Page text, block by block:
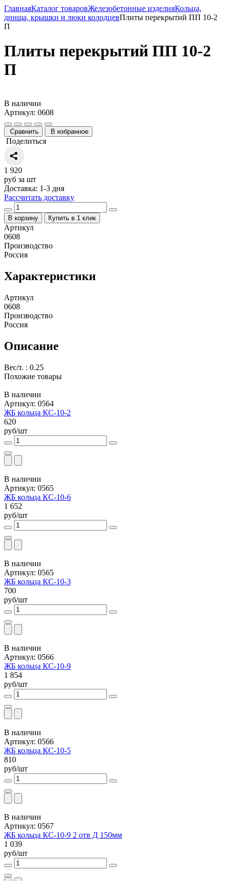
ГлавнаяКаталог товаровЖелезобетонные изделияКольца,
днища, крышки и люки колодцевПлиты перекрытий ПП 10-2
П
Плиты перекрытий ПП 10-2
П
В наличии
Артикул: 0608
Сравнить В избранное
Поделиться
1 920
руб за шт
Доставка: 1-3 дня
Рассчитать доставку
В корзину Купить в 1 клик
Артикул
0608
Производство
Россия
Характеристики
Артикул
0608
Производство
Россия
Описание
Вес/т. : 0.25
Похожие товары
В наличии
Артикул: 0564
ЖБ кольца КС-10-2
620
руб/шт
В наличии
Артикул: 0565
ЖБ кольца КС-10-6
1 652
руб/шт
В наличии
Артикул: 0565
ЖБ кольца КС-10-3
700
руб/шт
В наличии
Артикул: 0566
ЖБ кольца КС-10-9
1 854
руб/шт
В наличии
Артикул: 0566
ЖБ кольца КС-10-5
810
руб/шт
В наличии
Артикул: 0567
ЖБ кольца КС-10-9 2 отв Д 150мм
1 039
руб/шт